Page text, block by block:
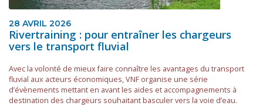
28 AVRIL 2026
Rivertraining : pour entraîner les chargeurs
vers le transport fluvial
Avec la volonté de mieux faire connaître les avantages du transport
fluvial aux acteurs économiques, VNF organise une série
d’évènements mettant en avant les aides et accompagnements à
destination des chargeurs souhaitant basculer vers la voie d’eau.